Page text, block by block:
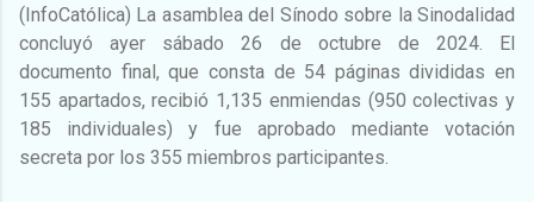
(InfoCatólica) La asamblea del Sínodo sobre la Sinodalidad
concluyó ayer sábado 26 de octubre de 2024. El
documento final, que consta de 54 páginas divididas en
155 apartados, recibió 1,135 enmiendas (950 colectivas y
185 individuales) y fue aprobado mediante votación
secreta por los 355 miembros participantes.